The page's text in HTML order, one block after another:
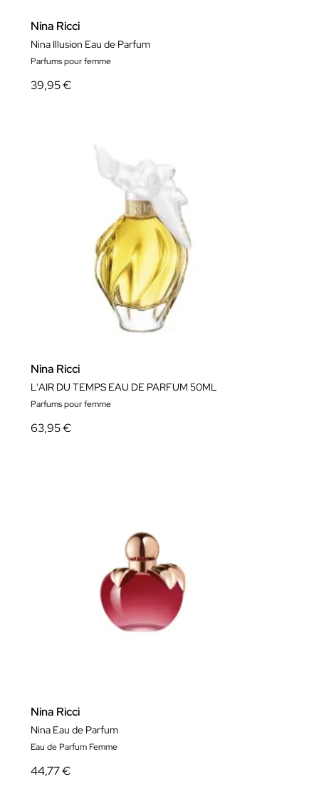
Nina Ricci
Nina Illusion Eau de Parfum
Parfums pour femme
39,95 €
Nina Ricci
L'AIR DU TEMPS EAU DE PARFUM 50ML
Parfums pour femme
63,95 €
Nina Ricci
Nina Eau de Parfum
Eau de Parfum Femme
44,77 €